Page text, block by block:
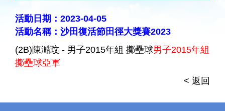
活動日期：2023-04-05
活動名稱：沙田復活節田徑大獎賽2023
(2B)陳澔玟 - 男子2015年組 擲壘球男子2015年組
擲壘球亞軍
< 返回